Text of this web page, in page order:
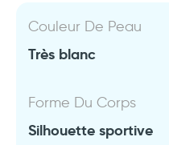
Couleur De Peau
Très blanc
Forme Du Corps
Silhouette sportive